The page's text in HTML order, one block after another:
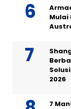
Mulai
2026
7